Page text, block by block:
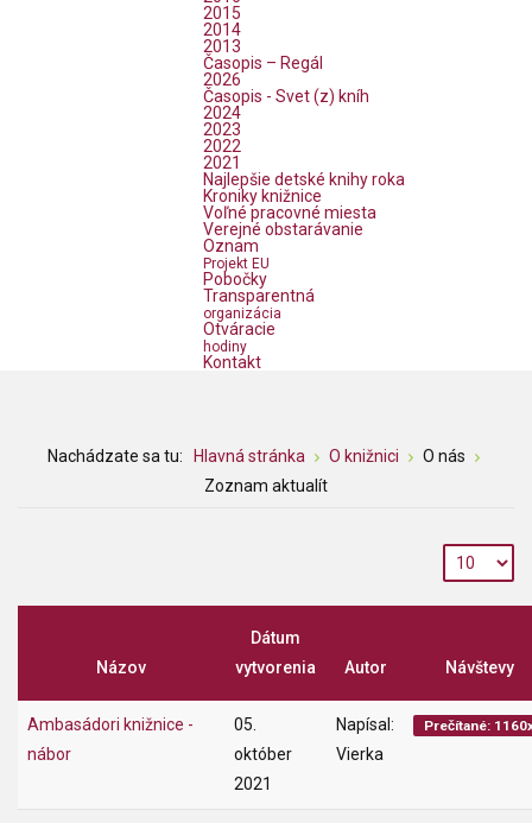
2015
2014
2013
Časopis – Regál
2026
Časopis - Svet (z) kníh
2024
2023
2022
2021
Najlepšie detské knihy roka
Kroniky knižnice
Voľné pracovné miesta
Verejné obstarávanie
Oznam
Projekt EU
Pobočky
Transparentná
organizácia
Otváracie
hodiny
Kontakt
Nachádzate sa tu: Hlavná stránka O knižnici
O nás
Zoznam aktualít
Názov
Dátum
vytvorenia
Autor Návštevy
Ambasádori knižnice -
nábor
05.
október
2021
Napísal:
Vierka
Prečítané: